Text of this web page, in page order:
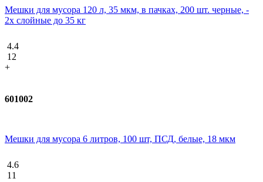
Мешки для мусора 120 л, 35 мкм, в пачках, 200 шт. черные, -
2х слойные до 35 кг
4.4
12
+
601002
Мешки для мусора 6 литров, 100 шт, ПСД, белые, 18 мкм
4.6
11